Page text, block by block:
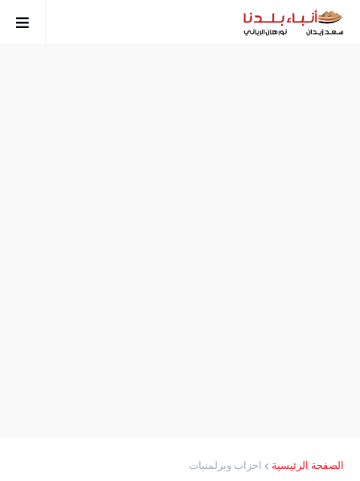
الصفحة الرئيسية احزاب وبرلمنيات